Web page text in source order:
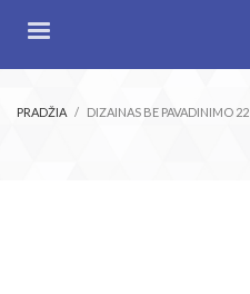
PRADŽIA DIZAINAS BE PAVADINIMO 22